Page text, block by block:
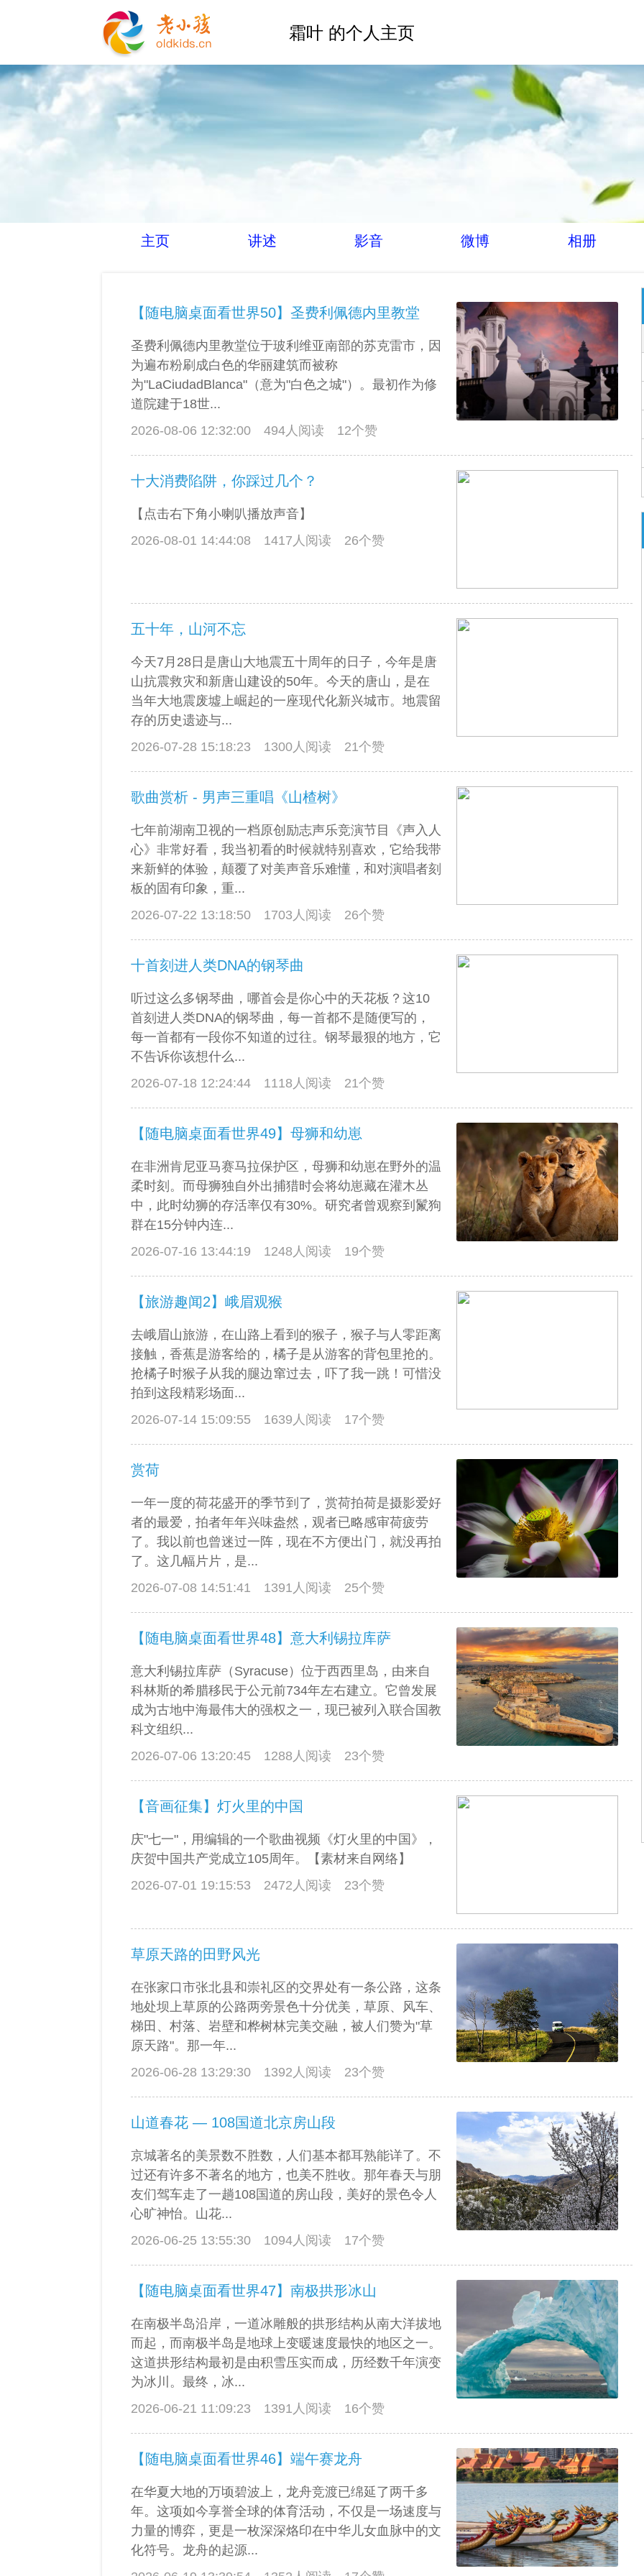
霜叶 的个人主页
主页 讲述 影音 微博 相册
【随电脑桌面看世界50】圣费利佩德内里教堂
圣费利佩德内里教堂位于玻利维亚南部的苏克雷市，因
为遍布粉刷成白色的华丽建筑而被称
为"LaCiudadBlanca"（意为"白色之城"）。最初作为修
道院建于18世...
2026-08-06 12:32:00
494人阅读 12个赞
十大消费陷阱，你踩过几个？
【点击右下角小喇叭播放声音】
2026-08-01 14:44:08
1417人阅读 26个赞
五十年，山河不忘
今天7月28日是唐山大地震五十周年的日子，今年是唐
山抗震救灾和新唐山建设的50年。今天的唐山，是在
当年大地震废墟上崛起的一座现代化新兴城市。地震留
存的历史遗迹与...
2026-07-28 15:18:23
1300人阅读 21个赞
歌曲赏析 - 男声三重唱《山楂树》
七年前湖南卫视的一档原创励志声乐竞演节目《声入人
心》非常好看，我当初看的时候就特别喜欢，它给我带
来新鲜的体验，颠覆了对美声音乐难懂，和对演唱者刻
板的固有印象，重...
2026-07-22 13:18:50
1703人阅读 26个赞
十首刻进人类DNA的钢琴曲
听过这么多钢琴曲，哪首会是你心中的天花板？这10
首刻进人类DNA的钢琴曲，每一首都不是随便写的，
每一首都有一段你不知道的过往。钢琴最狠的地方，它
不告诉你该想什么...
2026-07-18 12:24:44
1118人阅读 21个赞
【随电脑桌面看世界49】母狮和幼崽
在非洲肯尼亚马赛马拉保护区，母狮和幼崽在野外的温
柔时刻。而母狮独自外出捕猎时会将幼崽藏在灌木丛
中，此时幼狮的存活率仅有30%。研究者曾观察到鬣狗
群在15分钟内连...
2026-07-16 13:44:19
1248人阅读 19个赞
【旅游趣闻2】峨眉观猴
去峨眉山旅游，在山路上看到的猴子，猴子与人零距离
接触，香蕉是游客给的，橘子是从游客的背包里抢的。
抢橘子时猴子从我的腿边窜过去，吓了我一跳！可惜没
拍到这段精彩场面...
2026-07-14 15:09:55
1639人阅读 17个赞
赏荷
一年一度的荷花盛开的季节到了，赏荷拍荷是摄影爱好
者的最爱，拍者年年兴味盎然，观者已略感审荷疲劳
了。我以前也曾迷过一阵，现在不方便出门，就没再拍
了。这几幅片片，是...
2026-07-08 14:51:41
1391人阅读 25个赞
【随电脑桌面看世界48】意大利锡拉库萨
意大利锡拉库萨（Syracuse）位于西西里岛，由来自
科林斯的希腊移民于公元前734年左右建立。它曾发展
成为古地中海最伟大的强权之一，现已被列入联合国教
科文组织...
2026-07-06 13:20:45
1288人阅读 23个赞
【音画征集】灯火里的中国
庆"七一"，用编辑的一个歌曲视频《灯火里的中国》，
庆贺中国共产党成立105周年。【素材来自网络】
2026-07-01 19:15:53
2472人阅读 23个赞
草原天路的田野风光
在张家口市张北县和崇礼区的交界处有一条公路，这条
地处坝上草原的公路两旁景色十分优美，草原、风车、
梯田、村落、岩壁和桦树林完美交融，被人们赞为"草
原天路"。那一年...
2026-06-28 13:29:30
1392人阅读 23个赞
山道春花 — 108国道北京房山段
京城著名的美景数不胜数，人们基本都耳熟能详了。不
过还有许多不著名的地方，也美不胜收。那年春天与朋
友们驾车走了一趟108国道的房山段，美好的景色令人
心旷神怡。山花...
2026-06-25 13:55:30
1094人阅读 17个赞
【随电脑桌面看世界47】南极拱形冰山
在南极半岛沿岸，一道冰雕般的拱形结构从南大洋拔地
而起，而南极半岛是地球上变暖速度最快的地区之一。
这道拱形结构最初是由积雪压实而成，历经数千年演变
为冰川。最终，冰...
2026-06-21 11:09:23
1391人阅读 16个赞
【随电脑桌面看世界46】端午赛龙舟
在华夏大地的万顷碧波上，龙舟竞渡已绵延了两千多
年。这项如今享誉全球的体育活动，不仅是一场速度与
力量的博弈，更是一枚深深烙印在中华儿女血脉中的文
化符号。龙舟的起源...